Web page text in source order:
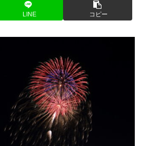
LINE コピー